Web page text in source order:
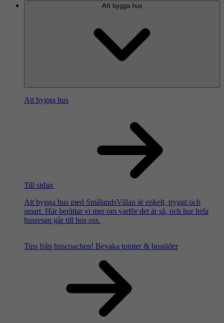
Att bygga hus
Att bygga hus
Till sidan
Att bygga hus med SmålandsVillan är enkelt, tryggt och
smart. Här berättar vi mer om varför det är så, och hur hela
husresan går till hos oss.
Tips från huscoachen! Bevaka tomter & bostäder